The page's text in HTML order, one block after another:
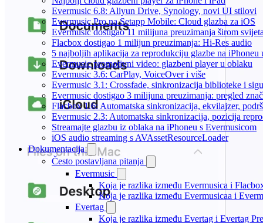
Evermusic 6.8: Aliyun Drive, Synology, novi UI stilovi
Evermusic Pro na Setapp Mobile: Cloud glazba za iOS
Evermusic dostigao 11 milijuna preuzimanja širom
Flacbox dostigao 1 milijun preuzimanja: Hi-Res audio
5 najboljih aplikacija za reprodukciju glazbe na iPhoneu
Evermusic promotivni video: glazbeni player u oblaku
Evermusic 3.6: CarPlay, VoiceOver i više
Evermusic 3.1: Crossfade, sinkronizacija biblioteke i
Evermusic dostigao 3 milijuna preuzimanja: pregled
Flacbox 1.6: Automatska sinkronizacija, ekvilajzer,
Evermusic 2.3: Automatska sinkronizacija, pozicija
Streamajte glazbu iz oblaka na iPhoneu s Evermusicom
iOS audio streaming s AVAssetResourceLoader
Dokumentacija
Često postavljana pitanja
Evermusic
Koja je razlika između Evermusica i
Koja je razlika između Evermusicaa i
Evertag
Koja je razlika između Evertag i Evertag